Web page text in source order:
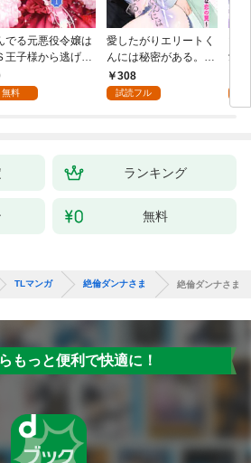
でる元悪役令嬢は
王子様から逃げ出
い 【分冊版】 1
無料
愛したがりエリートく
んには秘密がある。～
沼系男子の甘くてエッ
チな恋の罠～(1)
308
試読フル
愛
ランキング
無料
TLマンガ 絶倫ダンナさま 絶倫ダンナさま
もっと便利で快適に！